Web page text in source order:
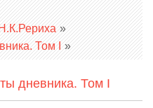
»
Том I »
дневника. Том I